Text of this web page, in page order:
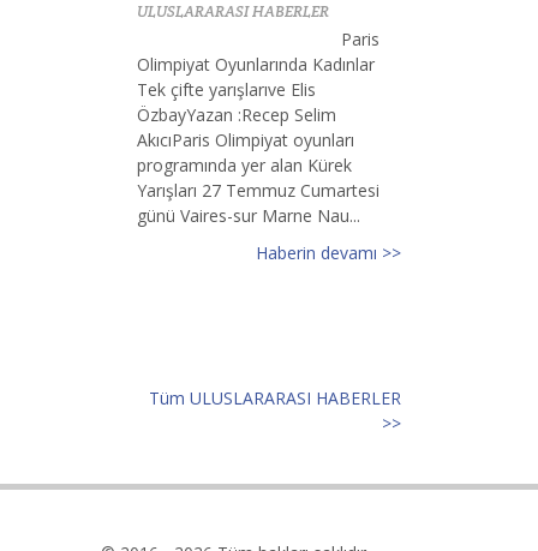
ULUSLARARASI HABERLER
Paris
Olimpiyat Oyunlarında Kadınlar
Tek çifte yarışlarıve Elis
ÖzbayYazan :Recep Selim
AkıcıParis Olimpiyat oyunları
programında yer alan Kürek
Yarışları 27 Temmuz Cumartesi
günü Vaires-sur Marne Nau...
Haberin devamı >>
Tüm ULUSLARARASI HABERLER
>>